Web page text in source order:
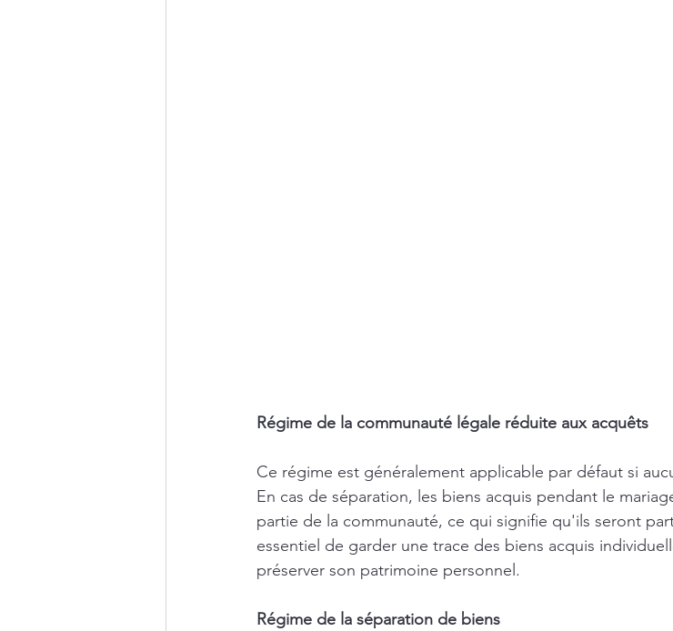
Régime de la communauté légale réduite aux acquêts
Ce régime est généralement applicable par défaut si
En cas de séparation, les biens acquis pendant le
partie de la communauté, ce qui signifie qu'ils seront
essentiel de garder une trace des biens acquis
préserver son patrimoine personnel.
Régime de la séparation de biens